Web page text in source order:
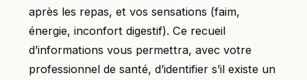
après les repas, et vos sensations (faim,
énergie, inconfort digestif). Ce recueil
d’informations vous permettra, avec votre
professionnel de santé, d’identifier s’il existe un